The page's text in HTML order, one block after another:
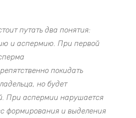
путать два понятия:
и аспермию. При первой
покидать
но будет
При аспермии нарушается
формирования и выделения